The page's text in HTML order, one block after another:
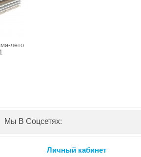
лето
Мы В Соцсетях:
Личный кабинет